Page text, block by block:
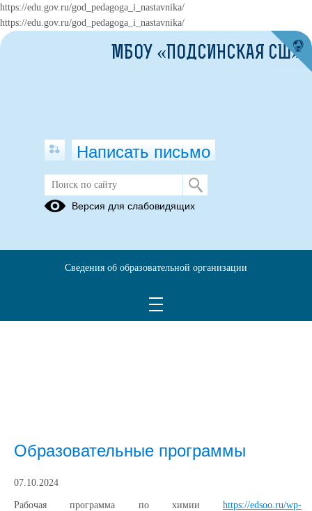
https://edu.gov.ru/god_pedagoga_i_nastavnika/
https://edu.gov.ru/god_pedagoga_i_nastavnika/
Образовательные программы
07.10.2024
Рабочая программа по химии https://edsoo.ru/wp-
МБОУ «ПОДСИНСКАЯ СШ»
Написать письмо
Версия для слабовидящих
Сведения об образовательной организации